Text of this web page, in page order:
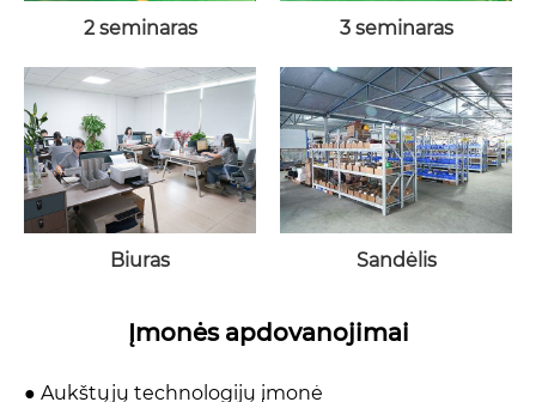
2 seminaras 3 seminaras
Biuras Sandėlis
Įmonės apdovanojimai
● Aukštųjų technologijų įmonė